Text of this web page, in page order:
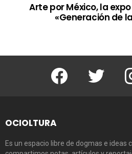
Arte por México, la
«Generación de
Facebook Twitter
OCIOLTURA
Es un espacio libre de dogmas e ideas